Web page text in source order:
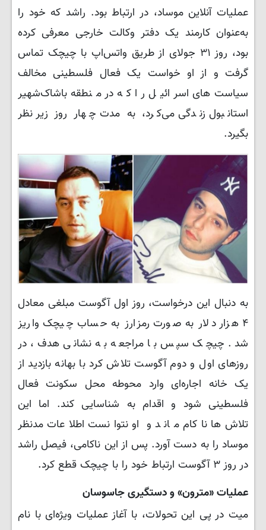
عملیات آنلاین موساد، در ارتباط بود. راشد که خود را
به‌عنوان کارمند یک دفتر وکالت خارجی معرفی کرده
بود، روز ۳۱ جولای از طریق واتس‌اپ با چیچک تماس
گرفت و از او خواست یک فعال فلسطینی مخالف
سیاست‌های اسرائیل را که در منطقه باشاک‌شهیر
استانبول زندگی می‌کرد، به مدت چهار روز زیر نظر
بگیرد.
به دنبال این درخواست، روز اول آگوست مبلغی معادل
۴ هزار دلار به صورت رمزارز به حساب چیچک واریز
شد. چیچک سپس با مراجعه به نشانی هدف، در
روزهای اول و دوم آگوست تلاش کرد با بهانه بازدید از
یک خانه اجاره‌ای وارد محوطه محل سکونت فعال
فلسطینی شود و اقدام به شناسایی کند. اما این
تلاش‌ها ناکام ماند و او نتوانست اطلاعات مدنظر
موساد را به دست آورد. پس از این ناکامی، فیصل راشد
در روز ۳ آگوست ارتباط خود را با چیچک قطع کرد.
عملیات «مترون» و دستگیری جاسوسان
میت در پی این تحولات، با آغاز عملیات ویژه‌ای با نام